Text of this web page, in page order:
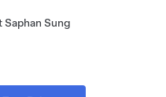
Saphan Sung